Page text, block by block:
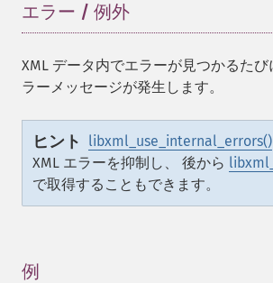
エラー / 例外
XML データ内でエラーが見つかるたび
ラーメッセージが発生します。
ヒント libxml_use_internal_errors()
XML エラーを抑制し、 後から
で取得することもできます。
例